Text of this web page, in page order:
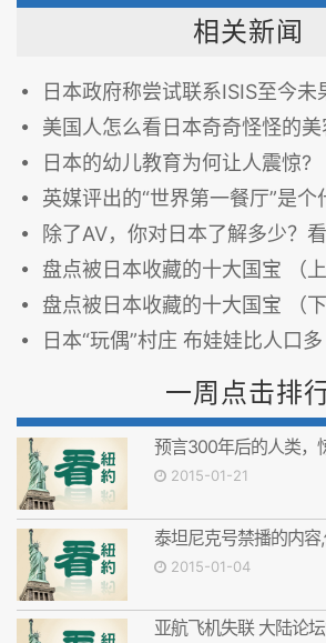
相关新闻
日本政府称尝试联系ISIS至今未
美国人怎么看日本奇奇怪怪的美
日本的幼儿教育为何让人震惊?
英媒评出的“世界第一餐厅”是
除了AV，你对日本了解多少？看
盘点被日本收藏的十大国宝 （上
盘点被日本收藏的十大国宝 （下
日本“玩偶”村庄 布娃娃比人口
一周点击排
预言300年后的人类，
2015-01-21
泰坦尼克号禁播的内容
2015-01-04
亚航飞机失联 大陆论